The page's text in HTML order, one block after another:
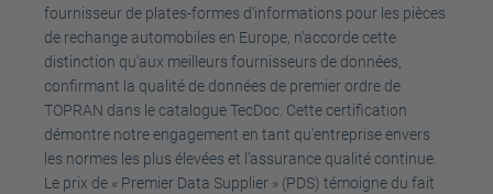
fournisseur de plates-formes d'informations pour les pièces
de rechange automobiles en Europe, n'accorde cette
distinction qu'aux meilleurs fournisseurs de données,
confirmant la qualité de données de premier ordre de
TOPRAN dans le catalogue TecDoc. Cette certification
démontre notre engagement en tant qu'entreprise envers
les normes les plus élevées et l'assurance qualité continue.
Le prix de « Premier Data Supplier » (PDS) témoigne du fait